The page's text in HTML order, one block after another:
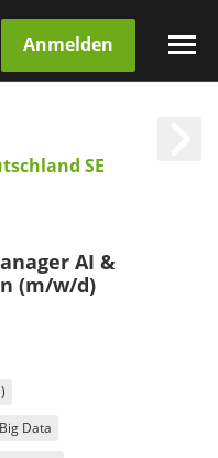
Anmelden
SE
AI &
(m/w/d)
Big Data